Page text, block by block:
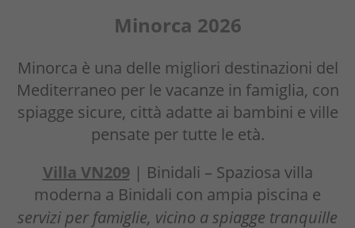
Minorca 2026
Minorca è una delle migliori destinazioni del
Mediterraneo per le vacanze in famiglia, con
spiagge sicure, città adatte ai bambini e ville
pensate per tutte le età.
Villa VN209| Binidali – Spaziosa villa
moderna a Binidali con ampia piscina e
servizi per famiglie, vicino a spiagge tranquille